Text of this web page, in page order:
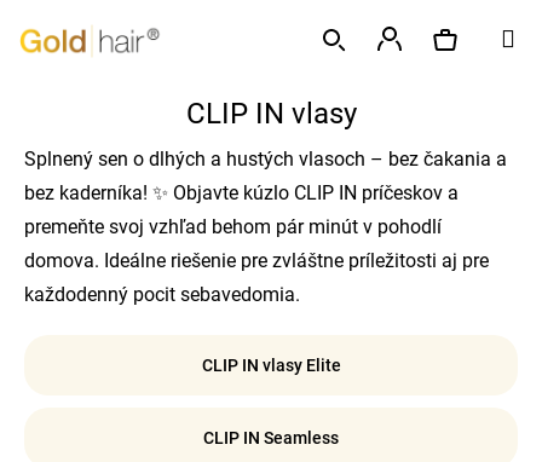
na
Hľadať
košík
CLIP IN vlasy
Splnený sen o dlhých a hustých vlasoch – bez čakania a
bez kaderníka! ✨ Objavte kúzlo CLIP IN príčeskov a
premeňte svoj vzhľad behom pár minút v pohodlí
domova. Ideálne riešenie pre zvláštne príležitosti aj pre
každodenný pocit sebavedomia.
CLIP IN vlasy Elite
CLIP IN Seamless
Späť
Späť
o
p
o
t
r